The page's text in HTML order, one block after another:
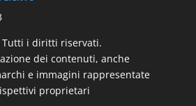
i diritti riservati.
dei contenuti, anche
e immagini rappresentate
proprietari